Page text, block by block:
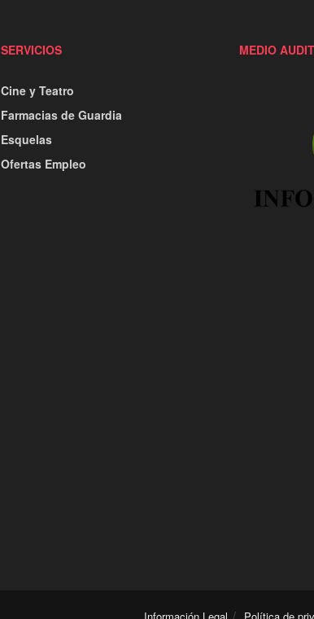
SERVICIOS
Cine y Teatro
Farmacias de Guardia
Esquelas
Ofertas Empleo
MEDIO
Información Legal Política de